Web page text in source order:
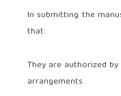
In submitting the
that:
They are authorized
arrangements.